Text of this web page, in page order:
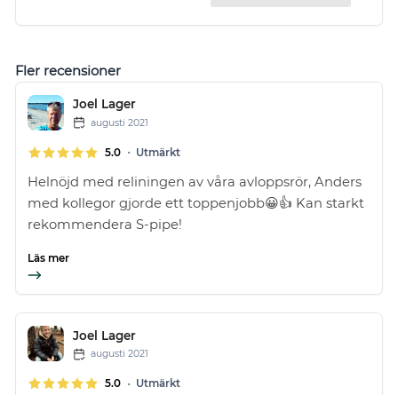
Fler recensioner
Joel Lager
augusti 2021
5.0 • Utmärkt
Helnöjd med reliningen av våra avloppsrör, Anders
med kollegor gjorde ett toppenjobb😀👍 Kan starkt
rekommendera S-pipe!
Läs mer
Joel Lager
augusti 2021
5.0 • Utmärkt